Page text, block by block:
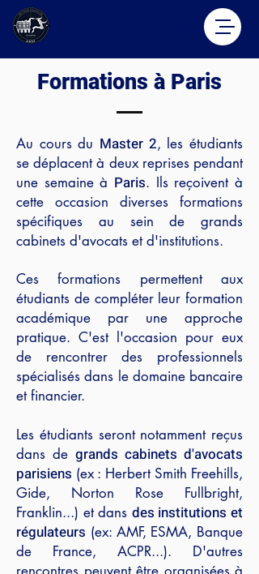
Formations à Paris
Au cours du Master 2, les étudiants
se déplacent à deux reprises pendant
une semaine à Paris. Ils reçoivent à
cette occasion diverses formations
spécifiques au sein de grands
cabinets d'avocats et d'institutions.
Ces formations permettent aux
étudiants de compléter leur formation
académique par une approche
pratique. C'est l'occasion pour eux
de rencontrer des professionnels
spécialisés dans le domaine bancaire
et financier.
Les étudiants seront notamment reçus
dans de grands cabinets d'avocats
parisiens (ex : Herbert Smith Freehills,
Gide, Norton Rose Fullbright,
Franklin...) et dans des institutions et
régulateurs (ex: AMF, ESMA, Banque
de France, ACPR...). D'autres